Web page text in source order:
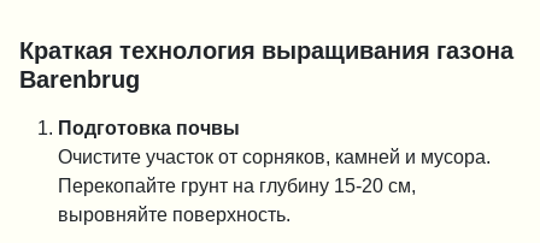
Краткая технология выращивания газона
Barenbrug
Подготовка почвы
Очистите участок от сорняков, камней и мусора.
Перекопайте грунт на глубину 15-20 см,
выровняйте поверхность.